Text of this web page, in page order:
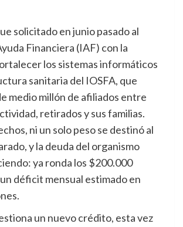
solicitado en junio pasado al
Financiera (IAF) con la
los sistemas informáticos
sanitaria del IOSFA, que
medio millón de afiliados entre
retirados y sus familias.
ni un solo peso se destinó al
y la deuda del organismo
ya ronda los $200.000
déficit mensual estimado en
un nuevo crédito, esta vez